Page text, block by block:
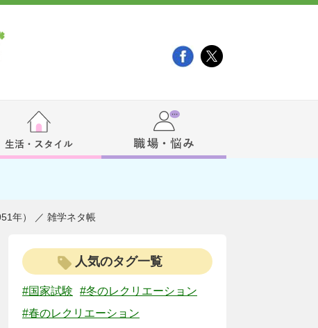
年） ／ 雑学ネタ帳
人気のタグ一覧
#国家試験
#冬のレクリエーション
#春のレクリエーション